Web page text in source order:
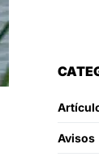
Avisos